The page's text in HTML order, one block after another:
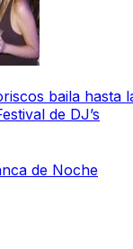
baila hasta
de DJ’s
de Noche